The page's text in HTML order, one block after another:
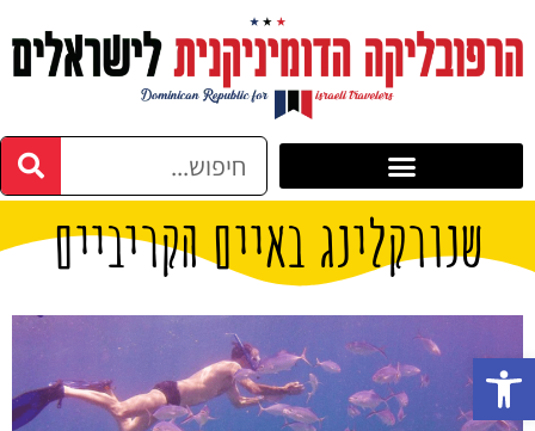
שנורקלינג באיים הקריביים
פתח סרגל נגישות